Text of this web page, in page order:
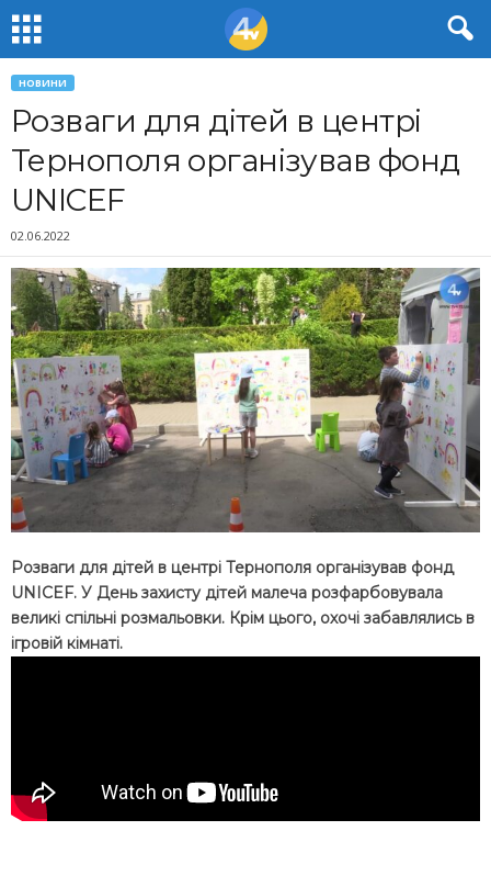
НОВИНИ
Розваги для дітей в центрі
Тернополя організував фонд
UNICEF
02.06.2022
Розваги для дітей в центрі Тернополя організував фонд
UNICEF. У День захисту дітей малеча розфарбовувала
великі спільні розмальовки. Крім цього, охочі забавлялись в
ігровій кімнаті.